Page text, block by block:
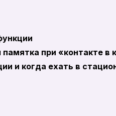
при «контакте в
и когда ехать в